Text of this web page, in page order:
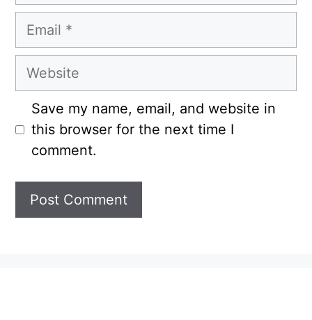
Email
Website
Save my name, email, and website in
this browser for the next time I
comment.